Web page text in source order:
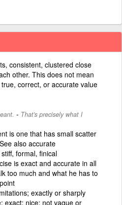
consistent, clustered close
other. This does not mean
correct, or accurate value
- That's precisely what I
is one that has small scatter
also accurate
formal, finical
is exact and accurate in all
too much and what he has to
exactly or sharply
exact; nice; not vague or